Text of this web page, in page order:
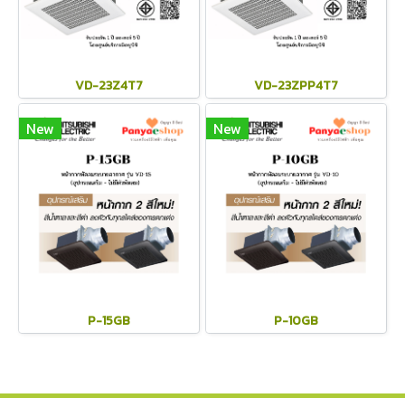
VD-23Z4T7 VD-23ZPP4T7
New
P-15GB
New
P-10GB